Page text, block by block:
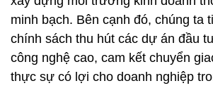
minh bạch. Bên cạnh đó, chúng ta
chính sách thu hút các dự án đầu
công nghệ cao, cam kết chuyển
thực sự có lợi cho doanh nghiệp